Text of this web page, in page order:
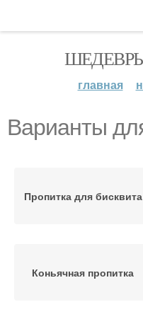
главная
Варианты
Пропитка для бисквита
Коньячная пропитка